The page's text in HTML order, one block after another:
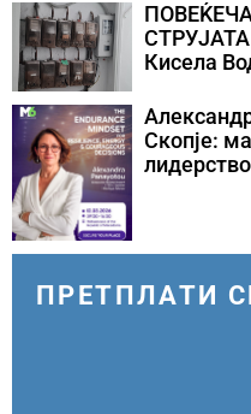
СТРУЈАТА
Кисела
Скопје:
ПРЕТПЛАТИ